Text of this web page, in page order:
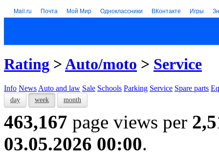
Mail.ru Почта Мой Мир Одноклассники ВКонтакте Игры
Rating >Auto/moto > Service
Info News Auto and law Sale Schools Parking Service Spare parts
day week month
463,167 page views per
03.05.2026 00:00.